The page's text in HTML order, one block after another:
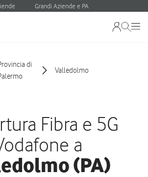
Grandi Aziende e PA
di
Valledolmo
Fibra e 5G
a
(PA)